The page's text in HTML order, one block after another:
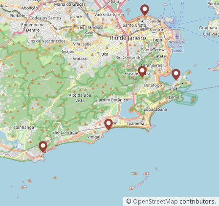
© OpenStreetMap contributors.